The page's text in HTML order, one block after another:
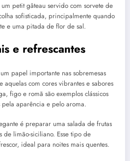
petit gâteau servido com sorvete de
sofisticada, principalmente quando
e uma pitada de flor de sal.
e refrescantes
papel importante nas sobremesas
aquelas com cores vibrantes e sabores
figo e romã são exemplos clássicos
aparência e pelo aroma.
é preparar uma salada de frutas
de limão-siciliano. Esse tipo de
ideal para noites mais quentes.